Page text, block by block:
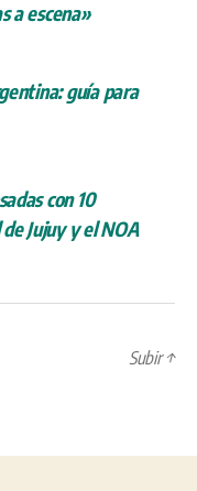
a escena»
guía para
con 10
Jujuy y el NOA
Subir↑